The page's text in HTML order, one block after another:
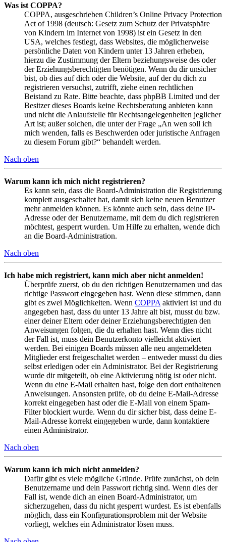
Was ist COPPA?
COPPA, ausgeschrieben Children’s Online Privacy Protection
Act of 1998 (deutsch: Gesetz zum Schutz der Privatsphäre
von Kindern im Internet von 1998) ist ein Gesetz in den
USA, welches festlegt, dass Websites, die möglicherweise
persönliche Daten von Kindern unter 13 Jahren erheben,
hierzu die Zustimmung der Eltern beziehungsweise des oder
der Erziehungsberechtigten benötigen. Wenn du dir unsicher
bist, ob dies auf dich oder die Website, auf der du dich zu
registrieren versuchst, zutrifft, ziehe einen rechtlichen
Beistand zu Rate. Bitte beachte, dass phpBB Limited und der
Besitzer dieses Boards keine Rechtsberatung anbieten kann
und nicht die Anlaufstelle für Rechtsangelegenheiten jeglicher
Art ist; außer solchen, die unter der Frage „An wen soll ich
mich wenden, falls es Beschwerden oder juristische Anfragen
zu diesem Forum gibt?“ behandelt werden.
Nach oben
Warum kann ich mich nicht registrieren?
Es kann sein, dass die Board-Administration die Registrierung
komplett ausgeschaltet hat, damit sich keine neuen Benutzer
mehr anmelden können. Es könnte auch sein, dass deine IP-
Adresse oder der Benutzername, mit dem du dich registrieren
möchtest, gesperrt wurden. Um Hilfe zu erhalten, wende dich
an die Board-Administration.
Nach oben
Ich habe mich registriert, kann mich aber nicht anmelden!
Überprüfe zuerst, ob du den richtigen Benutzernamen und das
richtige Passwort eingegeben hast. Wenn diese stimmen, dann
gibt es zwei Möglichkeiten. Wenn COPPA aktiviert ist und du
angegeben hast, dass du unter 13 Jahre alt bist, musst du bzw.
einer deiner Eltern oder deiner Erziehungsberechtigten den
Anweisungen folgen, die du erhalten hast. Wenn dies nicht
der Fall ist, muss dein Benutzerkonto vielleicht aktiviert
werden. Bei einigen Boards müssen alle neu angemeldeten
Mitglieder erst freigeschaltet werden – entweder musst du dies
selbst erledigen oder ein Administrator. Bei der Registrierung
wurde dir mitgeteilt, ob eine Aktivierung nötig ist oder nicht.
Wenn du eine E-Mail erhalten hast, folge den dort enthaltenen
Anweisungen. Ansonsten prüfe, ob du deine E-Mail-Adresse
korrekt eingegeben hast oder die E-Mail von einem Spam-
Filter blockiert wurde. Wenn du dir sicher bist, dass deine E-
Mail-Adresse korrekt eingegeben wurde, dann kontaktiere
einen Administrator.
Nach oben
Warum kann ich mich nicht anmelden?
Dafür gibt es viele mögliche Gründe. Prüfe zunächst, ob dein
Benutzername und dein Passwort richtig sind. Wenn dies der
Fall ist, wende dich an einen Board-Administrator, um
sicherzugehen, dass du nicht gesperrt wurdest. Es ist ebenfalls
möglich, dass ein Konfigurationsproblem mit der Website
vorliegt, welches ein Administrator lösen muss.